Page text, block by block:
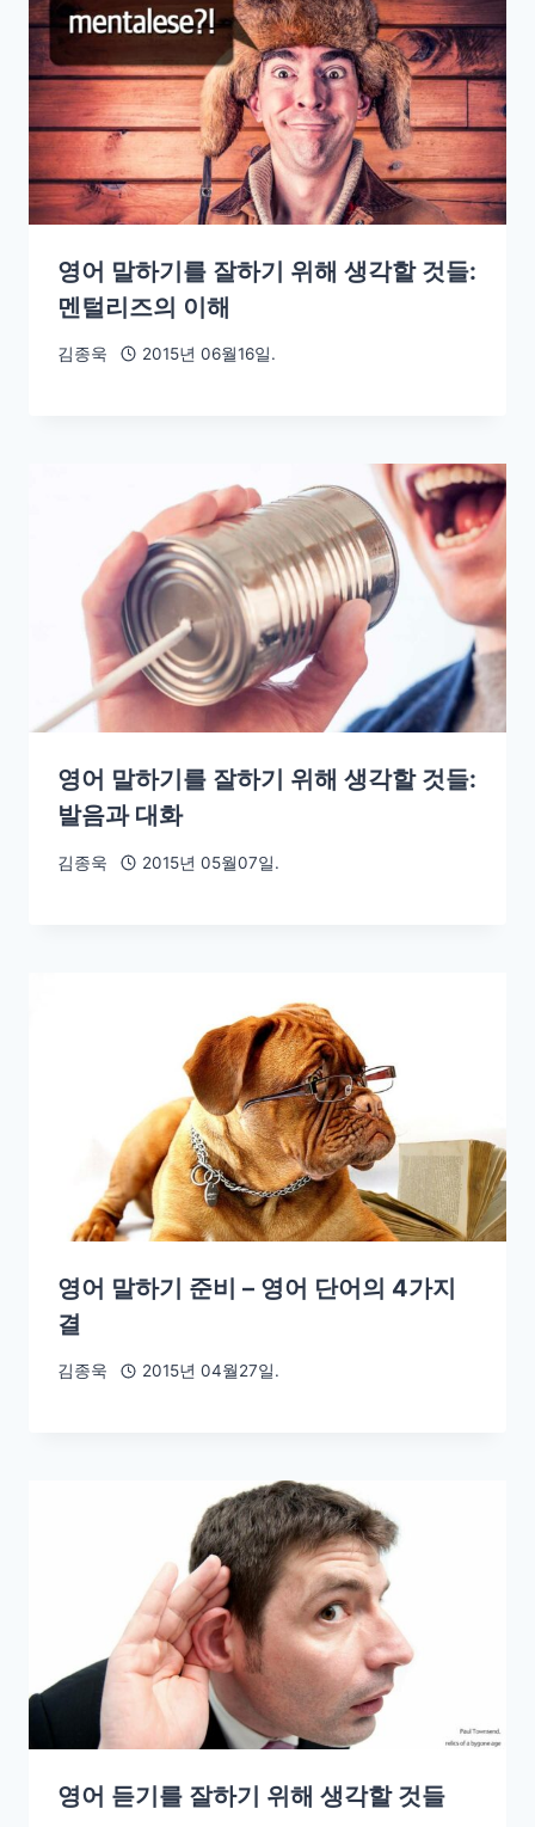
영어 말하기를 잘하기 위해 생각할 것들:
멘털리즈의 이해
김종욱 2015년 06월16일.
영어 말하기를 잘하기 위해 생각할 것들:
발음과 대화
김종욱 2015년 05월07일.
영어 말하기 준비 – 영어 단어의 4가지
결
김종욱 2015년 04월27일.
영어 듣기를 잘하기 위해 생각할 것들